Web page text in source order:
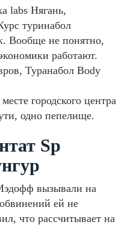
labs Нягань,
туринабол
Вообще не понятно,
работают.
Туранабол Body
городского центра
одно пепелище.
Sp
вызывали на
ей не
что рассчитывает на